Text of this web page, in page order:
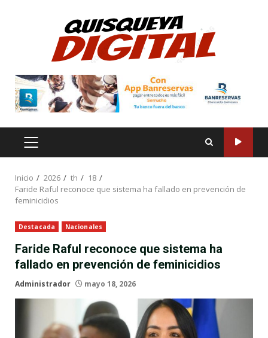
MENÚ
PRINCIPAL
Inicio 2026 th
18
Faride Raful reconoce que sistema ha fallado en prevención de
feminicidios
Destacada Nacionales
Faride Raful reconoce que sistema ha
fallado en prevención de feminicidios
Administrador mayo 18, 2026